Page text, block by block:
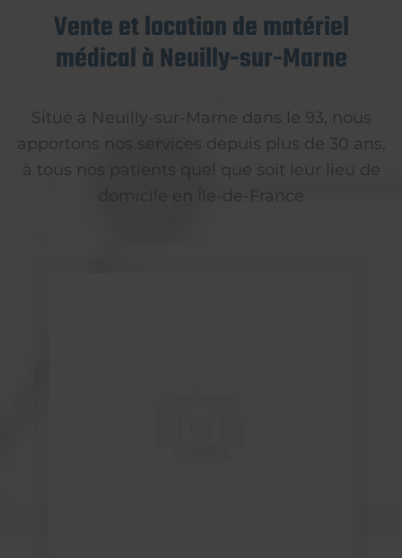
Vente et location de matériel
médical à Neuilly-sur-Marne
Situé à Neuilly-sur-Marne dans le 93, nous
apportons nos services depuis plus de 30 ans,
à tous nos patients quel que soit leur lieu de
domicile en Île-de-France